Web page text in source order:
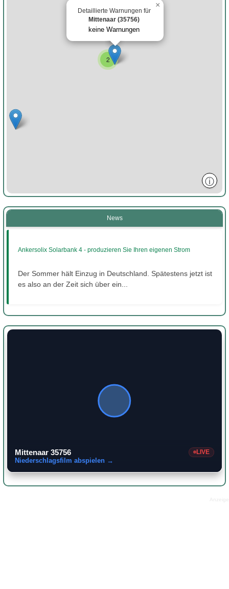
2
Detaillierte Warnungen für
Mittenaar (35756)
keine Warnungen
×
ⓘ
News
Ankersolix Solarbank 4 - produzieren Sie Ihren eigenen Strom
Der Sommer hält Einzug in Deutschland. Spätestens jetzt ist
es also an der Zeit sich über ein...
Mittenaar 35756 LIVE
Niederschlagsfilm abspielen →